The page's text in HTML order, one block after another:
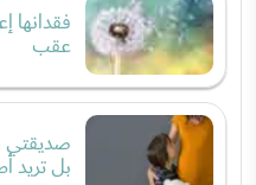
فقدانها
عقب
صديقتي
بل تريد